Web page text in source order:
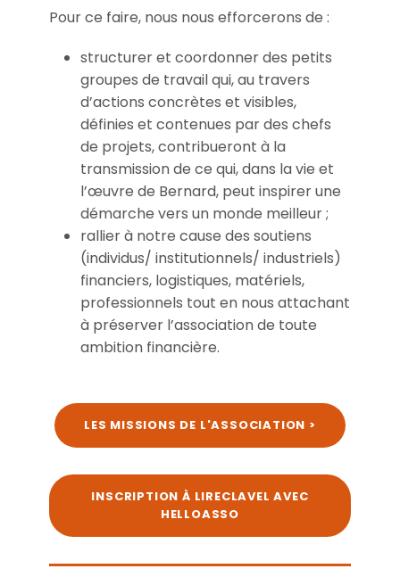
Pour ce faire, nous nous efforcerons de :
structurer et coordonner des petits
groupes de travail qui, au travers
d’actions concrètes et visibles,
définies et contenues par des chefs
de projets, contribueront à la
transmission de ce qui, dans la vie et
l’œuvre de Bernard, peut inspirer une
démarche vers un monde meilleur ;
rallier à notre cause des soutiens
(individus/ institutionnels/ industriels)
financiers, logistiques, matériels,
professionnels tout en nous attachant
à préserver l’association de toute
ambition financière.
LES MISSIONS DE L'ASSOCIATION >
INSCRIPTION À LIRECLAVEL AVEC
HELLOASSO